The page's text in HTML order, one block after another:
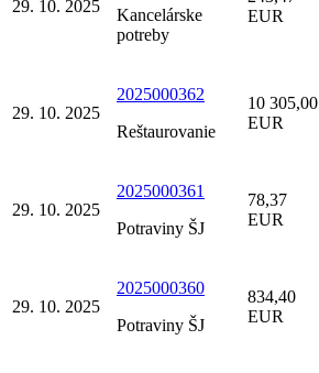
29. 10. 2025
Kancelárske
potreby
EUR
29. 10. 2025
2025000362
Reštaurovanie
10 305,00
EUR
29. 10. 2025
2025000361
Potraviny ŠJ
78,37
EUR
29. 10. 2025
2025000360
Potraviny ŠJ
834,40
EUR